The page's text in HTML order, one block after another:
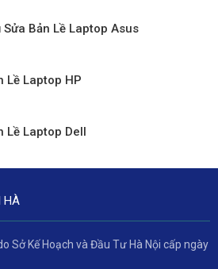
Sửa Bản Lề Laptop Asus
Lề Laptop HP
Lề Laptop Dell
HÀ
Sở Kế Hoạch và Đầu Tư Hà Nội cấp ngày